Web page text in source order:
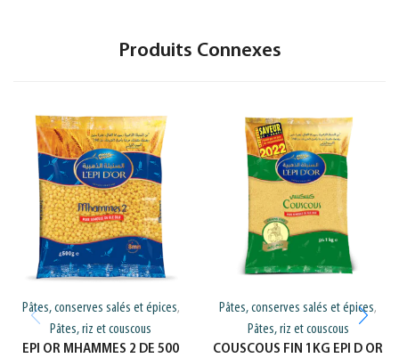
Produits Connexes
Pâtes, conserves salés et épices,
Pâtes, riz et couscous
EPI OR MHAMMES 2 DE 500
Pâtes, conserves salés et épices,
Pâtes, riz et couscous
COUSCOUS FIN 1KG EPI D OR